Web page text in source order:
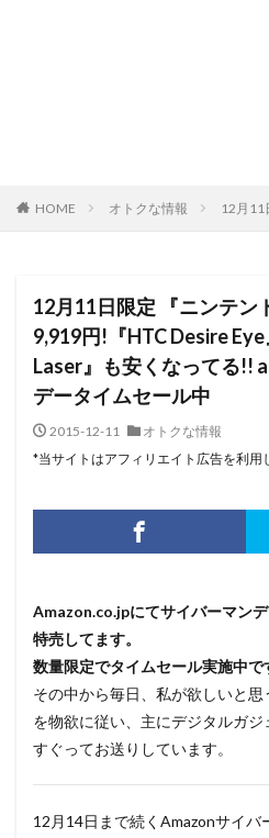
HOME オトクな情報 12月11
12月11日限定 『ニンテン
9,919円!『HTC Desire
Laser』も安くなってる!!
データイムセール中
2015-12-11
オトクな情報
*当サイトはアフィリエイト広告を利用
Amazon.co.jpにてサイバーマン
特売してます。
数量限定でタイムセール実施中で
その中から毎日、私が欲しいと
を物欲に従い、主にデジタルガ
すぐってお送りしています。
12月14日まで続くAmazonサイバ